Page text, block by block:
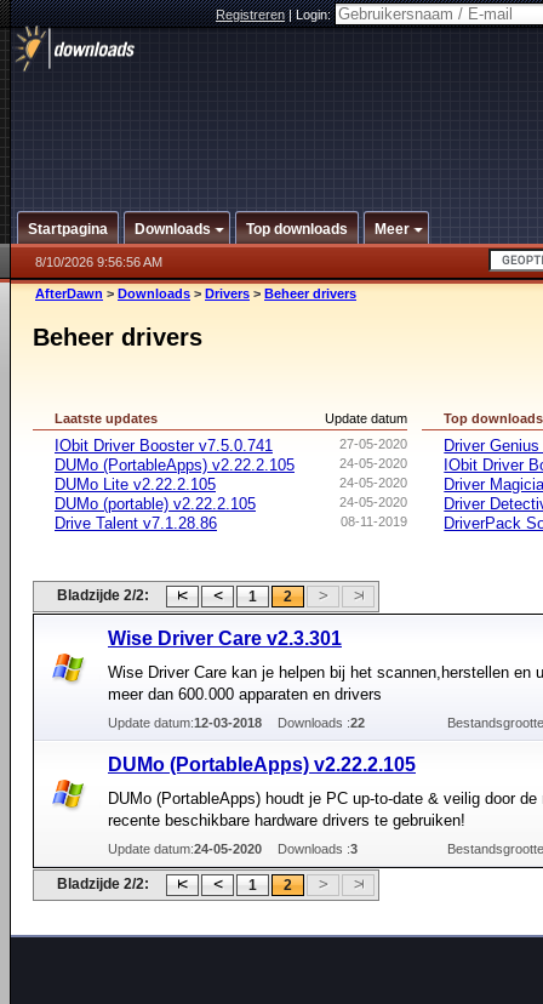
Registreren|Login:
Startpagina Downloads Top downloads Meer
8/10/2026 9:56:56 AM
AfterDawn > Downloads > Drivers > Beheer drivers
Beheer drivers
Update datum
Laatste updates
27-05-2020
IObit Driver Booster v7.5.0.741
24-05-2020
DUMo (PortableApps) v2.22.2.105
24-05-2020
DUMo Lite v2.22.2.105
24-05-2020
DUMo (portable) v2.22.2.105
08-11-2019
Drive Talent v7.1.28.86
Top downloads
Driver
IObit Driver
Driver
Driver
DriverPack
Bladzijde 2/2: 1 2
Wise Driver Care v2.3.301
Wise Driver Care kan je helpen bij het scannen,herstellen en
meer dan 600.000 apparaten en drivers
Update datum:12-03-2018 Downloads :22
DUMo (PortableApps) v2.22.2.105
DUMo (PortableApps) houdt je PC up-to-date & veilig door de
recente beschikbare hardware drivers te gebruiken!
Update datum:24-05-2020 Downloads :3
Bladzijde 2/2: 1 2